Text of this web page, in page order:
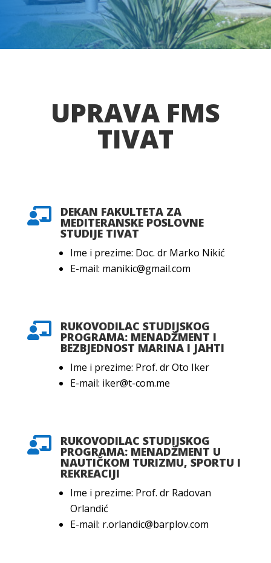
UPRAVA FMS
TIVAT
 DEKAN FAKULTETA ZA
MEDITERANSKE POSLOVNE
STUDIJE TIVAT
Ime i prezime: Doc. dr Marko Nikić
E-mail: manikic@gmail.com
 RUKOVODILAC STUDIJSKOG
PROGRAMA: MENADŽMENT I
BEZBJEDNOST MARINA I JAHTI
Ime i prezime: Prof. dr Oto Iker
E-mail: iker@t-com.me
 RUKOVODILAC STUDIJSKOG
PROGRAMA: MENADŽMENT U
NAUTIČKOM TURIZMU, SPORTU I
REKREACIJI
Ime i prezime: Prof. dr Radovan
Orlandić
E-mail: r.orlandic@barplov.com